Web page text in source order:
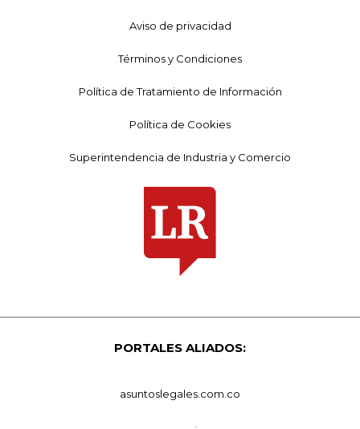
Aviso de privacidad
Términos y Condiciones
Política de Tratamiento de Información
Política de Cookies
Superintendencia de Industria y Comercio
PORTALES ALIADOS:
asuntoslegales.com.co